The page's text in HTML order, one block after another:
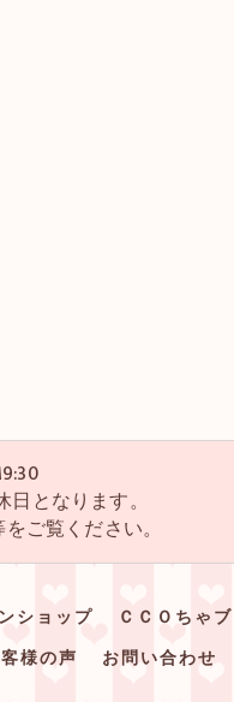
となります。
ご覧ください。
ショップ ＣＣＯちゃ
様の声 お問い合わせ